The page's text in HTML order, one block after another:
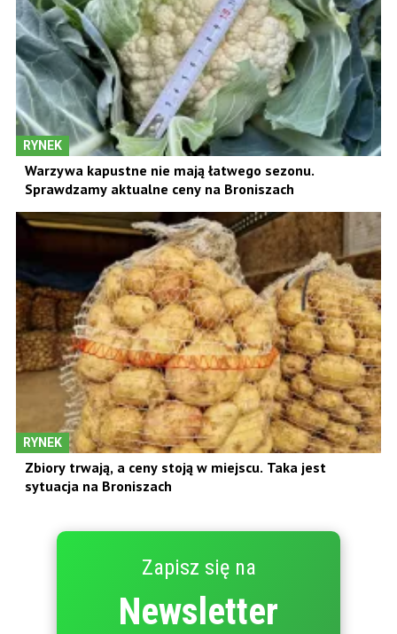
RYNEK
Warzywa kapustne nie mają łatwego sezonu.
Sprawdzamy aktualne ceny na Broniszach
RYNEK
Zbiory trwają, a ceny stoją w miejscu. Taka jest
sytuacja na Broniszach
Zapisz się na
Newsletter